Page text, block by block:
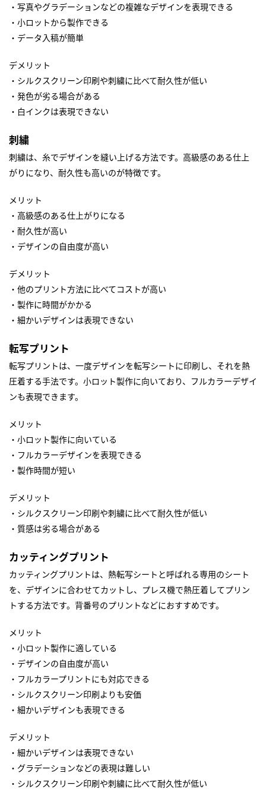
・写真やグラデーションなどの複雑なデザインを表現できる
・小ロットから製作できる
・データ入稿が簡単
デメリット
・シルクスクリーン印刷や刺繍に比べて耐久性が低い
・発色が劣る場合がある
・白インクは表現できない
刺繍
刺繍は、糸でデザインを縫い上げる方法です。高級感のある仕上
がりになり、耐久性も高いのが特徴です。
メリット
・高級感のある仕上がりになる
・耐久性が高い
・デザインの自由度が高い
デメリット
・他のプリント方法に比べてコストが高い
・製作に時間がかかる
・細かいデザインは表現できない
転写プリント
転写プリントは、一度デザインを転写シートに印刷し、それを熱
圧着する手法です。小ロット製作に向いており、フルカラーデザイ
ンも表現できます。
メリット
・小ロット製作に向いている
・フルカラーデザインを表現できる
・製作時間が短い
デメリット
・シルクスクリーン印刷や刺繍に比べて耐久性が低い
・質感は劣る場合がある
カッティングプリント
カッティングプリントは、熱転写シートと呼ばれる専用のシート
を、デザインに合わせてカットし、プレス機で熱圧着してプリン
トする方法です。背番号のプリントなどにおすすめです。
メリット
・小ロット製作に適している
・デザインの自由度が高い
・フルカラープリントにも対応できる
・シルクスクリーン印刷よりも安価
・細かいデザインも表現できる
デメリット
・細かいデザインは表現できない
・グラデーションなどの表現は難しい
・シルクスクリーン印刷や刺繍に比べて耐久性が低い